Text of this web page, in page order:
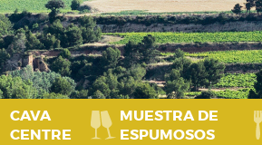
CAVA
CENTRE
MUESTRA DE
ESPUMOSOS